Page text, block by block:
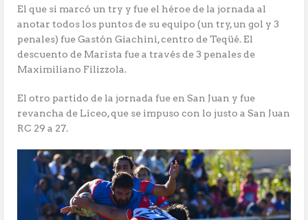
El que si marcó un try y fue el héroe de la jornada al
anotar todos los puntos de su equipo (un try, un gol y 3
penales) fue Gastón Giachini, centro de Teqüé. El
descuento de Marista fue a través de 3 penales de
Maximiliano Filizzola.
El otro partido de la jornada fue en San Juan y fue
revancha de Liceo, que se impuso con lo justo a San Juan
RC 29 a 27.